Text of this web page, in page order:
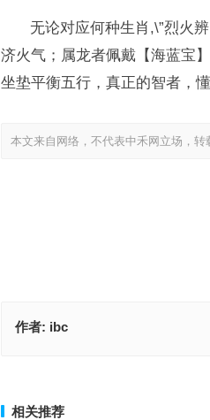
无论对应何种生肖,\”烈火
济火气；属龙者佩戴【海蓝宝
坐垫平衡五行，真正的智者，
本文来自网络，不代表中禾网立场，转
作者: ibc
相关推荐